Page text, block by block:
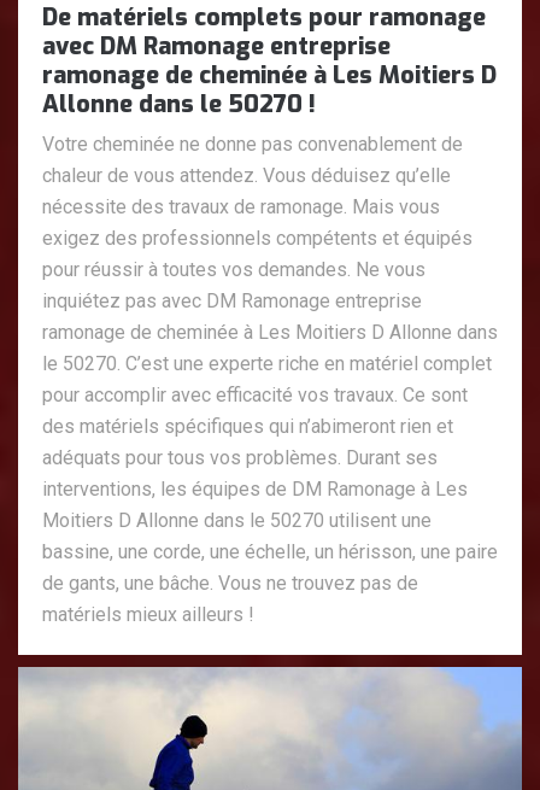
De matériels complets pour ramonage
avec DM Ramonage entreprise
ramonage de cheminée à Les Moitiers D
Allonne dans le 50270 !
Votre cheminée ne donne pas convenablement de
chaleur de vous attendez. Vous déduisez qu’elle
nécessite des travaux de ramonage. Mais vous
exigez des professionnels compétents et équipés
pour réussir à toutes vos demandes. Ne vous
inquiétez pas avec DM Ramonage entreprise
ramonage de cheminée à Les Moitiers D Allonne dans
le 50270. C’est une experte riche en matériel complet
pour accomplir avec efficacité vos travaux. Ce sont
des matériels spécifiques qui n’abimeront rien et
adéquats pour tous vos problèmes. Durant ses
interventions, les équipes de DM Ramonage à Les
Moitiers D Allonne dans le 50270 utilisent une
bassine, une corde, une échelle, un hérisson, une paire
de gants, une bâche. Vous ne trouvez pas de
matériels mieux ailleurs !